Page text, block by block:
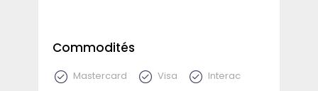
Commodités
Mastercard Visa Interac